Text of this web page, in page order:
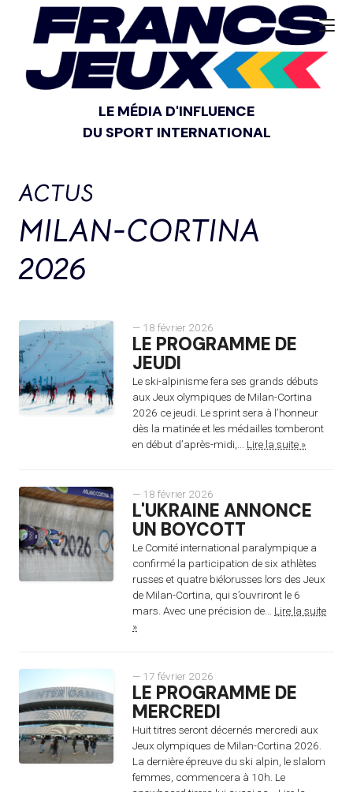
LE MÉDIA D'INFLUENCE
DU SPORT INTERNATIONAL
ACTUS
MILAN-CORTINA
2026
— 18 février 2026
LE PROGRAMME DE
JEUDI
Le ski-alpinisme fera ses grands débuts
aux Jeux olympiques de Milan-Cortina
2026 ce jeudi. Le sprint sera à l’honneur
dès la matinée et les médailles tomberont
en début d’après-midi,... Lire la suite »
— 18 février 2026
L'UKRAINE ANNONCE
UN BOYCOTT
Le Comité international paralympique a
confirmé la participation de six athlètes
russes et quatre biélorusses lors des Jeux
de Milan-Cortina, qui s’ouvriront le 6
mars. Avec une précision de... Lire la suite
»
— 17 février 2026
LE PROGRAMME DE
MERCREDI
Huit titres seront décernés mercredi aux
Jeux olympiques de Milan-Cortina 2026.
La dernière épreuve du ski alpin, le slalom
femmes, commencera à 10h. Le